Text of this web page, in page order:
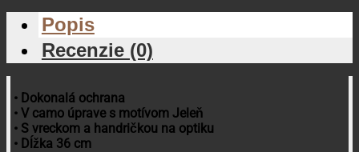
Popis
Recenzie (0)
• Dokonalá ochrana
• V camo úprave s motívom Jeleň
• S vreckom a handričkou na optiku
• Dĺžka 36 cm